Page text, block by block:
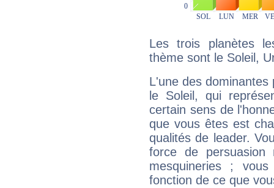
Les trois planètes
thème sont le Soleil,
L'une des
le Soleil, qui
certain sens de
que vous êtes est
qualités de leader.
force de
mesquineries ;
fonction de ce que